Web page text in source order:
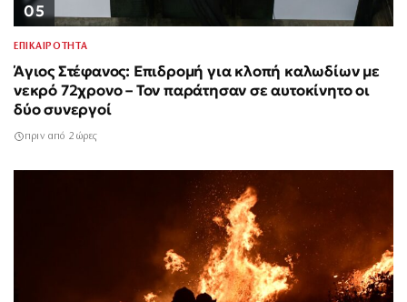
05
ΕΠΙΚΑΙΡΟΤΗΤΑ
Άγιος Στέφανος: Επιδρομή για κλοπή καλωδίων με
νεκρό 72χρονο – Τον παράτησαν σε αυτοκίνητο οι
δύο συνεργοί
πριν από 2 ώρες